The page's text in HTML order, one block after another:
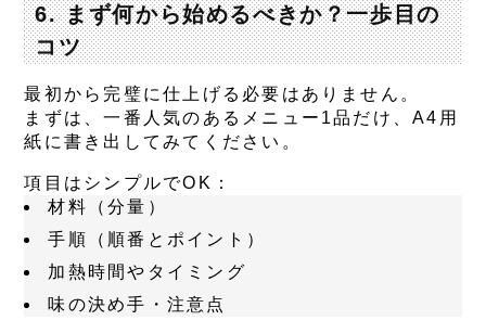
6. まず何から始めるべきか？一歩目の
コツ
最初から完璧に仕上げる必要はありません。
まずは、一番人気のあるメニュー1品だけ
、A4用
紙に書き出してみてください。
項目はシンプルでOK：
材料（分量）
手順（順番とポイント）
加熱時間やタイミング
味の決め手・注意点